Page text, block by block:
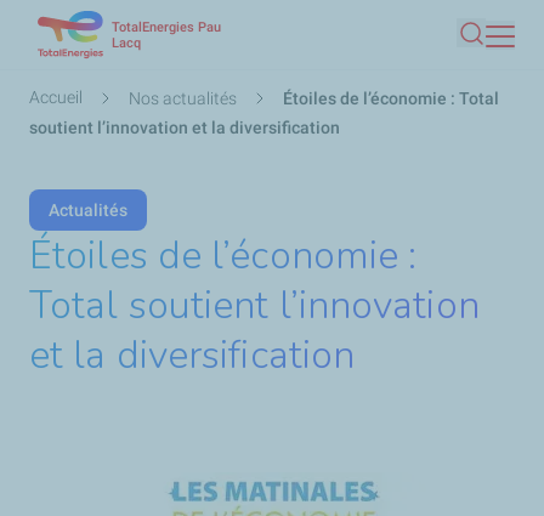
contenu
principal
TotalEnergies Pau
Lacq
Fil
d'Ariane
Accueil Nos actualités
Étoiles de l’économie : Total
soutient l’innovation et la diversification
Actualités
Étoiles de l’économie :
Total soutient l’innovation
et la diversification